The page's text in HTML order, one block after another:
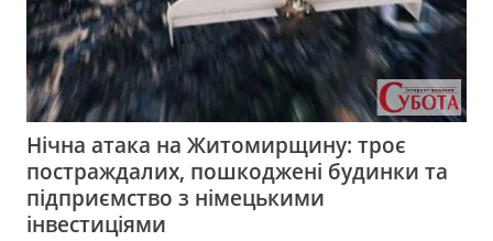
Нічна атака на Житомирщину: троє
постраждалих, пошкоджені будинки та
підприємство з німецькими
інвестиціями